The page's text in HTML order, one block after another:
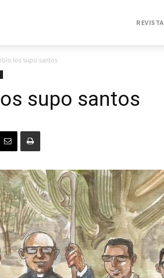
REVISTA
los supo santos
supo santos